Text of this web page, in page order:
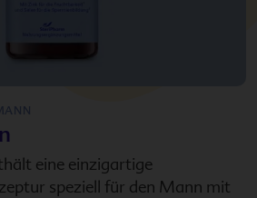
eine einzigartige
speziell für den Mann mit